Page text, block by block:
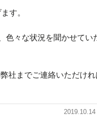
す。
色々な状況を聞かせてい
社までご連絡いただけれ
2019.10.14 |